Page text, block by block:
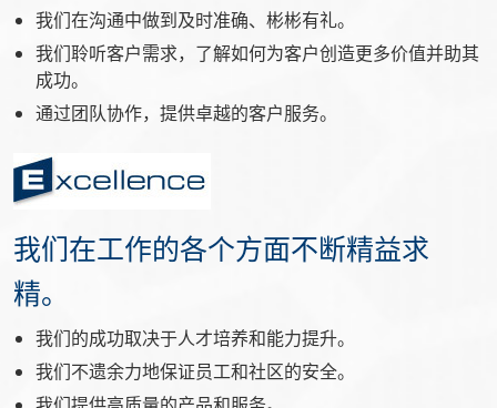
我们在沟通中做到及时准确、彬彬有礼。
我们聆听客户需求，了解如何为客户创造更多价值并助其
成功。
通过团队协作，提供卓越的客户服务。
我们在工作的各个方面不断精益求
精。
我们的成功取决于人才培养和能力提升。
我们不遗余力地保证员工和社区的安全。